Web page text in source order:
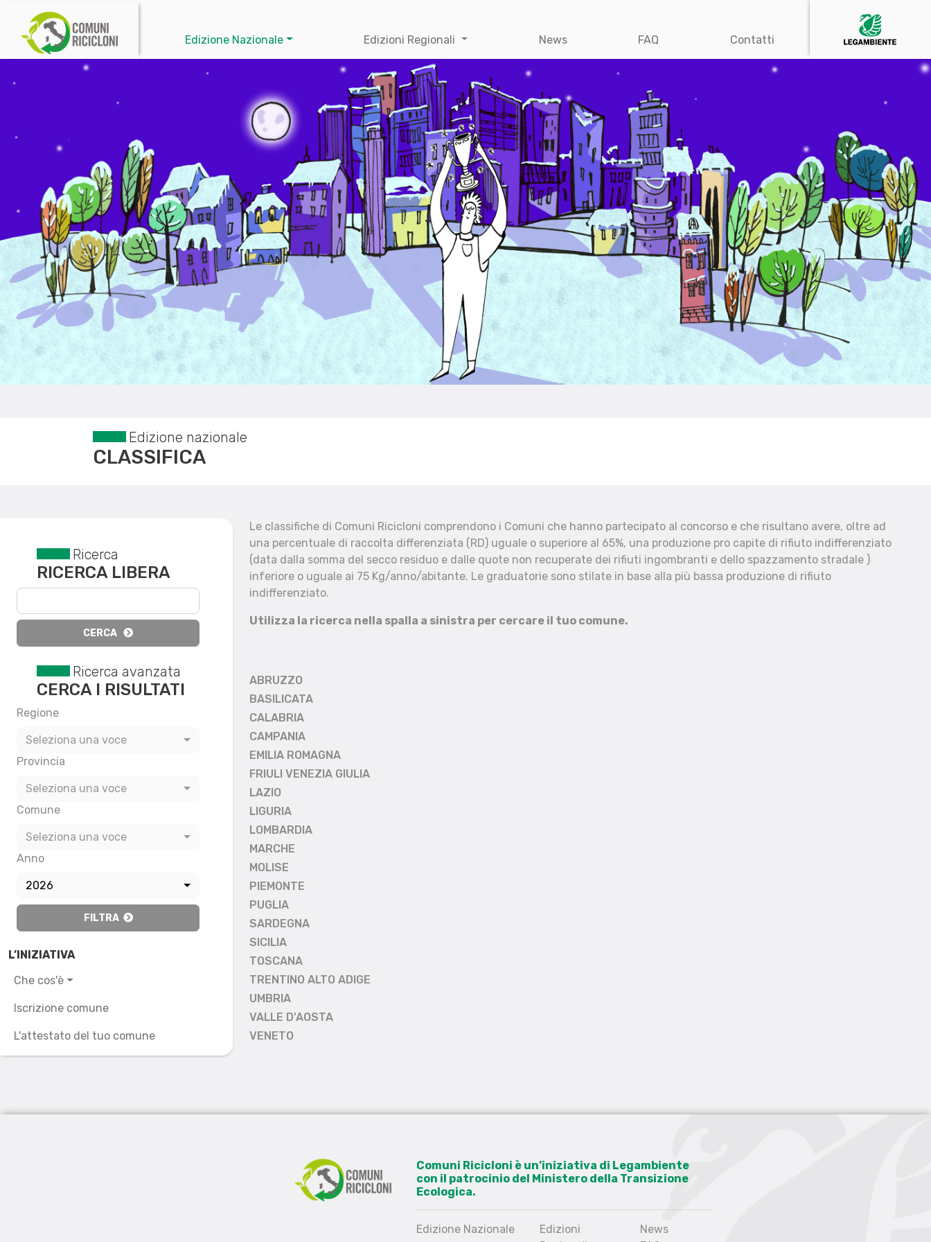
Edizione Nazionale Edizioni Regionali News FAQ Contatti
Edizione nazionale
CLASSIFICA
Reset filtri
Ricerca
RICERCA LIBERA
CERCA
Ricerca avanzata
CERCA I RISULTATI
Regione
Seleziona una voce
Provincia
Seleziona una voce
Comune
Seleziona una voce
Anno
2026
FILTRA
L’INIZIATIVA
Che cos'è
Iscrizione comune
L'attestato del tuo comune
Le classifiche di Comuni Ricicloni comprendono i Comuni che hanno partecipato al concorso e che risultano avere, oltre ad
una percentuale di raccolta differenziata (RD) uguale o superiore al 65%, una produzione pro capite di rifiuto indifferenziato
(data dalla somma del secco residuo e dalle quote non recuperate dei rifiuti ingombranti e dello spazzamento stradale )
inferiore o uguale ai 75 Kg/anno/abitante. Le graduatorie sono stilate in base alla più bassa produzione di rifiuto
indifferenziato.
Utilizza la ricerca nella spalla a sinistra per cercare il tuo comune.
ABRUZZO
BASILICATA
CALABRIA
CAMPANIA
EMILIA ROMAGNA
FRIULI VENEZIA GIULIA
LAZIO
LIGURIA
LOMBARDIA
MARCHE
MOLISE
PIEMONTE
PUGLIA
SARDEGNA
SICILIA
TOSCANA
TRENTINO ALTO ADIGE
UMBRIA
VALLE D'AOSTA
VENETO
Comuni Ricicloni è un’iniziativa di Legambiente
con il patrocinio del Ministero della Transizione
Ecologica.
Edizione Nazionale
Edizioni
News